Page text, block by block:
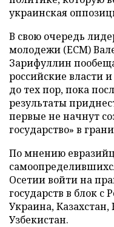
украинская
В свою очередь
молодежи (ЕСМ)
Зарифуллин
российские власти
до тех пор, пока
результаты
первые не начнут
государство» в
По мнению
Осетии войти на
государств в блок с
Украина,
Узбекистан.